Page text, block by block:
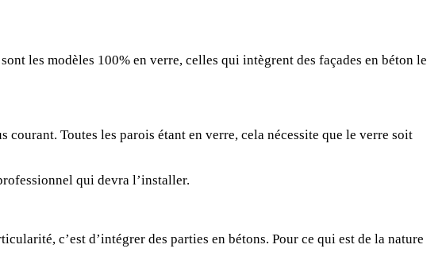
les modèles 100% en verre, celles qui intègrent des façades en béton le
Toutes les parois étant en verre, cela nécessite que le verre soit
qui devra l’installer.
c’est d’intégrer des parties en bétons. Pour ce qui est de la nature